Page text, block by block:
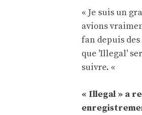
« Je suis un
avions
fan depuis
que 'Illegal'
suivre. «
« Illegal » a